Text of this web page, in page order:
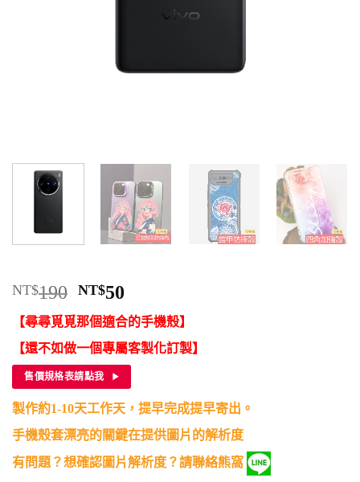
NT$190 原
始
價
格：
NT$190。
NT$50
前
價
格：
NT$50。
【尋尋覓覓那個適合的手機殼】
【還不如做一個專屬客製化訂製】
售價規格表請點我
製作約1-10天工作天，提早完成提早寄出。
手機殼套漂亮的關鍵在提供圖片的解析度
有問題？想確認圖片解析度？請聯絡熊窩